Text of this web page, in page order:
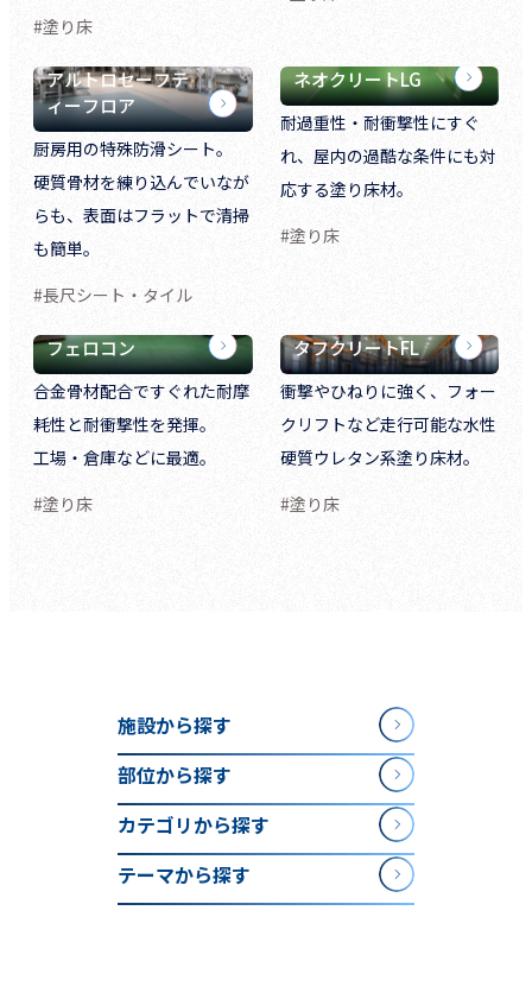
#塗り床
アルトロセーフテ
ィーフロア
厨房用の特殊防滑シート。
硬質骨材を練り込んでいなが
らも、表面はフラットで清掃
も簡単。
#長尺シート・タイル
ネオクリートLG
耐過重性・耐衝撃性にすぐ
れ、屋内の過酷な条件にも対
応する塗り床材。
#塗り床
フェロコン
合金骨材配合ですぐれた耐摩
耗性と耐衝撃性を発揮。
工場・倉庫などに最適。
#塗り床
タフクリートFL
衝撃やひねりに強く、フォー
クリフトなど走行可能な水性
硬質ウレタン系塗り床材。
#塗り床
施設から探す
部位から探す
カテゴリから探す
テーマから探す